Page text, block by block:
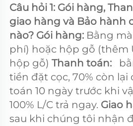
Câu hỏi 1: Gói hàng,
giao hàng và Bảo hành
nào? Gói hàng: Bằng
phí) hoặc hộp gỗ (thêm
hộp gỗ) Thanh toán:
tiền đặt cọc, 70% còn
toán 10 ngày trước khi
100% L/C trả ngay. Giao
sau khi chúng tôi nhận